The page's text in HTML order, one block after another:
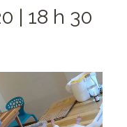
| 18 h 30